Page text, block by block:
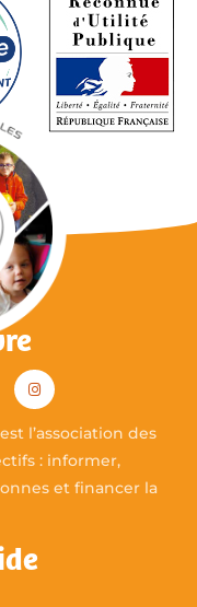
l’association des
: informer,
et financer la